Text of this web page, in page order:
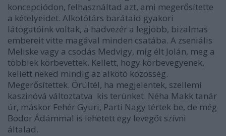
koncepciódon, felhasználtad azt, ami megerősítette
a kételyeidet. Alkotótárs barátaid gyakori
látogatóink voltak, a hadvezér a legjobb, bizalmas
embereit vitte magával minden csatába. A zseniális
Meliske vagy a csodás Medvigy, míg élt Jolán, meg a
többiek körbevettek. Kellett, hogy körbevegyenek,
kellett neked mindig az alkotó közösség.
Megerősítettek. Örültél, ha megjelentek, szellemi
kaszinóvá változtatva kis terünket. Néha Makk tanár
úr, máskor Fehér Gyuri, Parti Nagy tértek be, de még
Bodor Ádámmal is lehetett egy levegőt szívni
általad.